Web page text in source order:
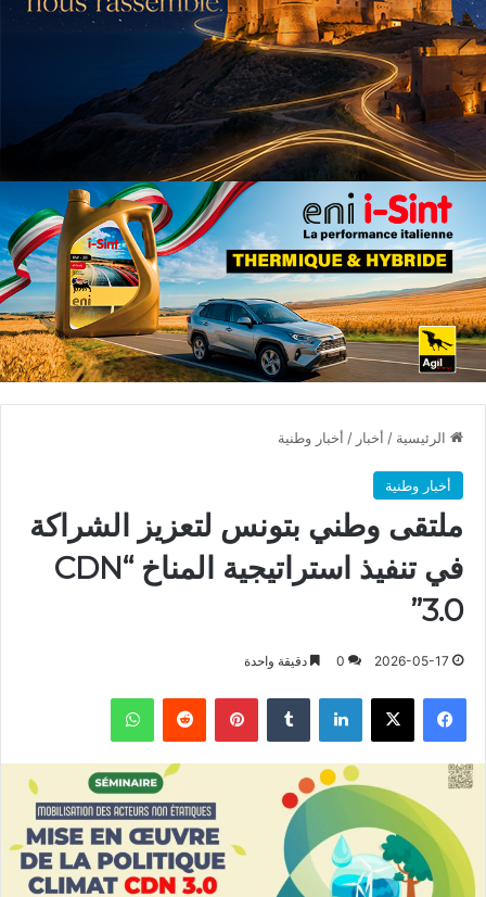
الرئيسية / أخبار / أخبار وطنية
أخبار وطنية
ملتقى وطني بتونس لتعزيز الشراكة
في تنفيذ استراتيجية المناخ “CDN
3.0”
2026-05-17
0 دقيقة واحدة
فيسبوك X لينكدإن بينتيريست واتساب